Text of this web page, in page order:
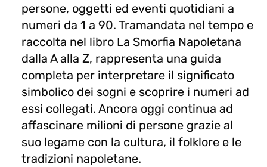
persone, oggetti ed eventi quotidiani a
numeri da 1 a 90. Tramandata nel tempo e
raccolta nel libro La Smorfia Napoletana
dalla A alla Z, rappresenta una guida
completa per interpretare il significato
simbolico dei sogni e scoprire i numeri ad
essi collegati. Ancora oggi continua ad
affascinare milioni di persone grazie al
suo legame con la cultura, il folklore e le
tradizioni napoletane.